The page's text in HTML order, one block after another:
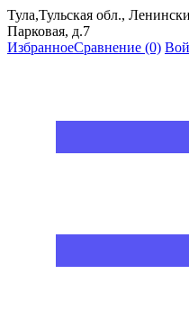
Тула,Тульская обл.,
Парковая, д.7
ИзбранноеСравнение (0)